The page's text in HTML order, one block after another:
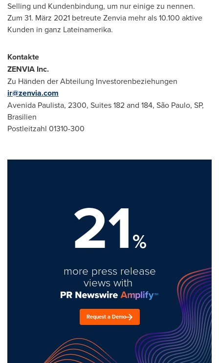
Selling und Kundenbindung, um nur einige zu nennen.
Zum 31. März 2021 betreute Zenvia mehr als 10.100 aktive
Kunden in ganz Lateinamerika.
Kontakte
ZENVIA Inc.
Zu Händen der Abteilung Investorenbeziehungen
ir@zenvia.com
Avenida Paulista, 2300, Suites 182 and 184, São Paulo, SP,
Brasilien
Postleitzahl 01310-300
21%
more press release
views with
Request a Demo